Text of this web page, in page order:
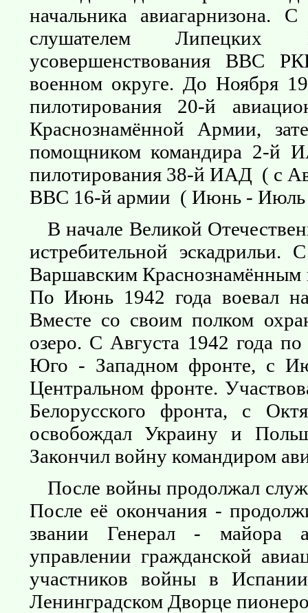
начальника
слушателем Липецких
усовершенствования ВВС
военном округе. До Ноября
пилотирования 20-й
Краснознамённой Армии,
помощником командира 2-й
пилотирования 38-й ИАД ( с
ВВС 16-й армии ( Июнь - Июль
В начале Великой
истребительной
Варшавским
По Июнь 1942 года воевал
Вместе со своим полком
озеро. С Августа 1942 года
Юго - Западном фронте, с
Центральном фронте.
Белорусского фронта, с
освобождал Украину и
Закончил войну командиром
После войны продолжал
После её окончания -
звании Генерал - майора
управлении гражданской
участников войны в
Ленинградском Дворце